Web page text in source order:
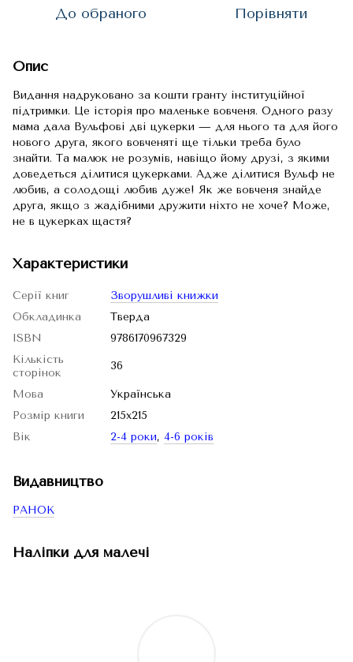
До обраного Порівняти
Опис
Видання надруковано за кошти гранту інституційної
підтримки. Це історія про маленьке вовченя. Одного разу
мама дала Вульфові дві цукерки — для нього та для його
нового друга, якого вовченяті ще тільки треба було
знайти. Та малюк не розумів, навіщо йому друзі, з якими
доведеться ділитися цукерками. Адже ділитися Вульф не
любив, а солодощі любив дуже! Як же вовченя знайде
друга, якщо з жадібними дружити ніхто не хоче? Може,
не в цукерках щастя?
Характеристики
Серії книг
Зворушливі книжки
Обкладинка
Тверда
ISBN
9786170967329
Кількість
сторінок
36
Мова
Українська
Розмір книги
215х215
Вік
2-4 роки, 4-6 років
Видавництво
РАНОК
Наліпки для малечі